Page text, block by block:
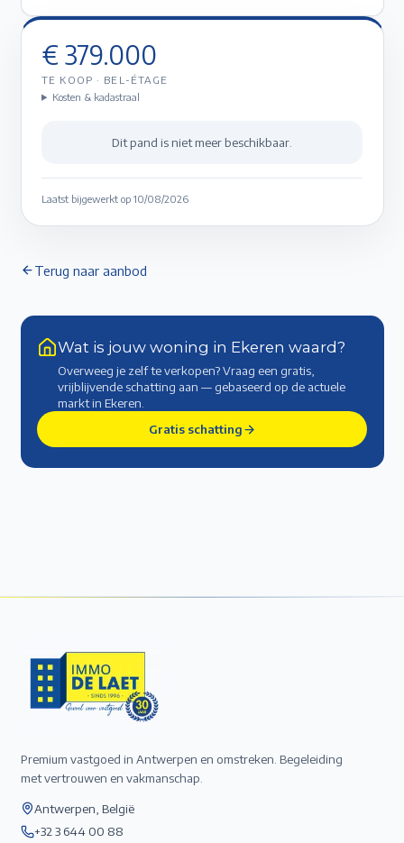
€ 379.000
TE KOOP · BEL-ÉTAGE
Kosten & kadastraal
Dit pand is niet meer beschikbaar.
Laatst bijgewerkt op 10/08/2026
Terug naar aanbod
Wat is jouw woning in Ekeren waard?
Overweeg je zelf te verkopen? Vraag een gratis,
vrijblijvende schatting aan — gebaseerd op de actuele
marktin Ekeren
Gratis schatting
Premium vastgoed in Antwerpen en omstreken. Begeleiding
met vertrouwen en vakmanschap.
Antwerpen, België
+32 3 644 00 88